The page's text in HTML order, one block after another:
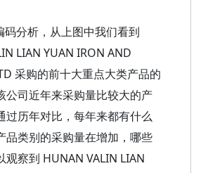
码分析，从上图中我们看到
LIAN YUAN IRON AND
采购的前十大重点大类产品的
公司近年来采购量比较大的产
过历年对比，每年来都有什么
品类别的采购量在增加，哪些
观察到 HUNAN VALIN LIAN